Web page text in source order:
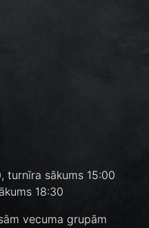
turnīra sākums 15:00
18:30
vecuma grupām